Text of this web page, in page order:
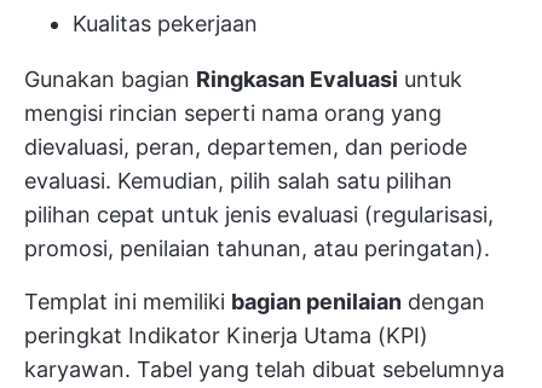
Kualitas pekerjaan
Gunakan bagian Ringkasan Evaluasi untuk
mengisi rincian seperti nama orang yang
dievaluasi, peran, departemen, dan periode
evaluasi. Kemudian, pilih salah satu pilihan
pilihan cepat untuk jenis evaluasi (regularisasi,
promosi, penilaian tahunan, atau peringatan).
Templat ini memiliki bagian penilaian dengan
peringkat Indikator Kinerja Utama (KPI)
karyawan. Tabel yang telah dibuat sebelumnya